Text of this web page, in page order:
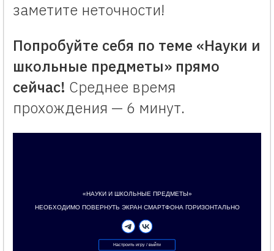
заметите неточности!
Попробуйте себя по теме «Науки и
школьные предметы» прямо
сейчас! Среднее время
прохождения — 6 минут.
«НАУКИ И ШКОЛЬНЫЕ ПРЕДМЕТЫ»
НЕОБХОДИМО ПОВЕРНУТЬ ЭКРАН СМАРТФОНА ГОРИЗОНТАЛЬНО
Настроить игру / выйти